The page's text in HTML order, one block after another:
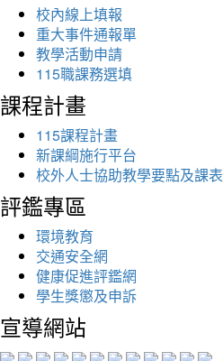
校內線上填報
重大事件通報單
教學活動申請
115職課務選填
課程計畫
115課程計畫
新課綱施行平台
校外人士協助教學要點及課表
評鑑專區
環境教育
交通安全網
健康促進評鑑網
學生獎懲及申訴
宣導網站